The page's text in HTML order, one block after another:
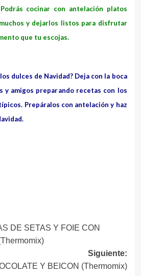
cocinar con antelación platos
y dejarlos listos para disfrutar
que tu escojas.
dulces de Navidad? Deja con la boca
y amigos preparando recetas con los
Prepáralos con antelación y haz
DE SETAS Y FOIE CON
Siguiente:
Y BEICON (Thermomix)